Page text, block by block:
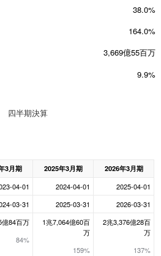
38.0%
164.0%
3,669億55百万
9.9%
四半期決算
3月期 2025年3月期
2026年3月期
04-01 2024-04-01 2025-04-01
03-31 2025-03-31 2026-03-31
億84百万
84%
1兆7,064億60百
万
159%
2兆3,376億28百
万
137%